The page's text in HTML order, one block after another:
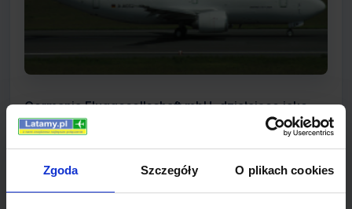
Zgoda Szczegóły O plikach cookies
Germania Fluggesellschaft mbH, działające jako
Germania, to niemieckie linie lotnicze z siedzibą w
Berlinie. Przewoźnik operuje lotami czarterowymi i
regularnymi, oraz świadczy usługi wynajmu
maszyn. Ze swoich głównych baz lotniczych Berlin